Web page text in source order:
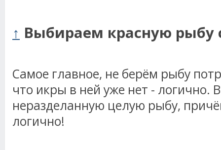
↑ Выбираем красную рыбу
Самое главное, не берём рыбу
что икры в ней уже нет - логично.
неразделанную целую рыбу,
логично!